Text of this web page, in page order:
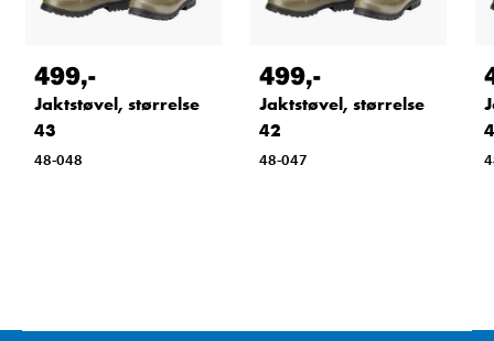
499,-
Jaktstøvel, størrelse
43
48-048
499,-
Jaktstøvel, størrelse
42
48-047